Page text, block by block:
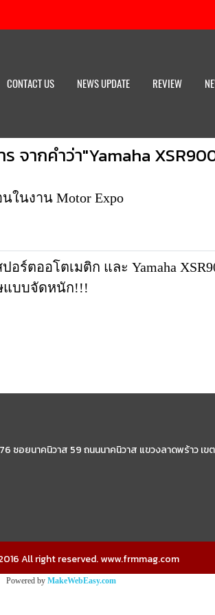
CONTACT US NEWS UPDATE REVIEW
จากคำว่า"Yamaha
ในงาน Motor Expo
อร์ตออโตเมติก และ Yamaha
แบบจัดหนัก!!!
ซอยนาคนิวาส 59ถนนนาคนิวาส แขวงลาดพร้าว เข
All right reserved. www.frmmag.com
Powered by MakeWebEasy.com